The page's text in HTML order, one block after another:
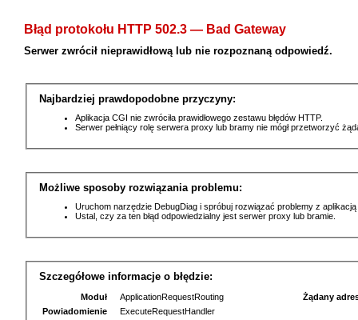
Błąd protokołu HTTP 502.3 — Bad Gateway
Serwer zwrócił nieprawidłową lub nie rozpoznaną odpowiedź.
Najbardziej prawdopodobne przyczyny:
Aplikacja CGI nie zwróciła prawidłowego zestawu błędów HTTP.
Serwer pełniący rolę serwera proxy lub bramy nie mógł przetworzyć
Możliwe sposoby rozwiązania problemu:
Uruchom narzędzie DebugDiag i spróbuj rozwiązać problemy z
Ustal, czy za ten błąd odpowiedzialny jest serwer proxy lub bramie.
Szczegółowe informacje o błędzie:
Moduł
ApplicationRequestRouting
Powiadomienie
ExecuteRequestHandler
Żądany